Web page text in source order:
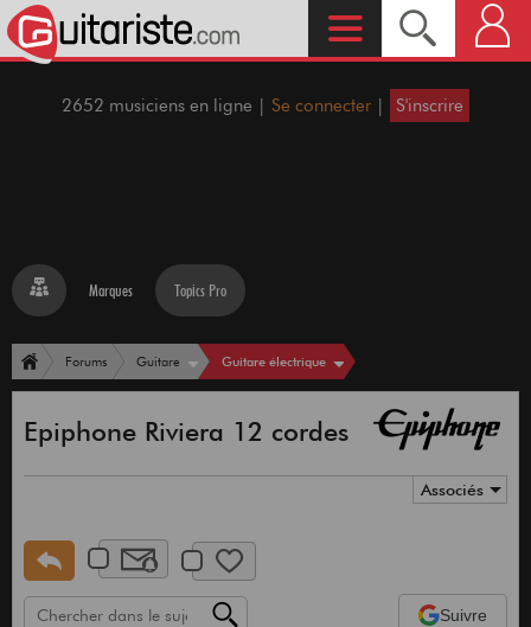
2652 musiciens en ligne | Se connecter | S'inscrire
Marques Topics Pro
Forums Guitare Guitare électrique
Epiphone Riviera 12 cordes
Associés
Suivre